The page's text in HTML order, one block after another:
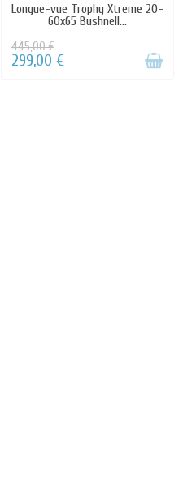
Longue-vue Trophy Xtreme 20-
60x65 Bushnell...
445,00 €
299,00 €